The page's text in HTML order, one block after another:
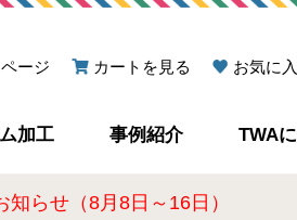
ージ カートを見る お気に
加工 事例紹介 TWA
知らせ（8月8日～16日）